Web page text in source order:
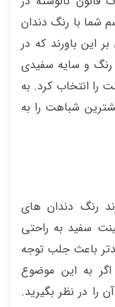
با رنگ دندان
این باورند که در
رنگ و سایه سفیدی
را انتخاب کرد. به
شباهت را به
رنگ دندان های
سفید به راحتی
باعث جلب توجه
به این موضوع
را در نظر بگیرید.